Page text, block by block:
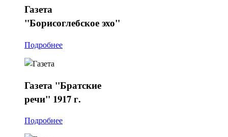
Газета
"Борисоглебское эхо"
Подробнее
Газета "Братские
речи" 1917 г.
Подробнее